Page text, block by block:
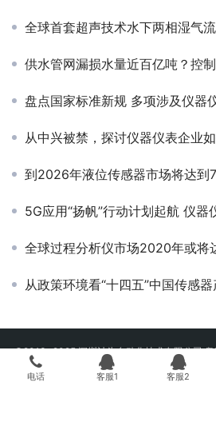
全球首套超声技术水下两相湿气
供水管网漏损水量近百亿吨？控
盘点国家标准新规 多项涉及仪器
从中兴被禁，探讨仪器仪表企业
到2026年液位传感器市场将达到
5G应用“扬帆”行动计划起航 仪器
全球过程分析仪市场2020年或将
从政策环境看“十四五”中国传感
©2013~2025 深圳计为自动化技术有限公司
网安备
电话 客服1 客服2